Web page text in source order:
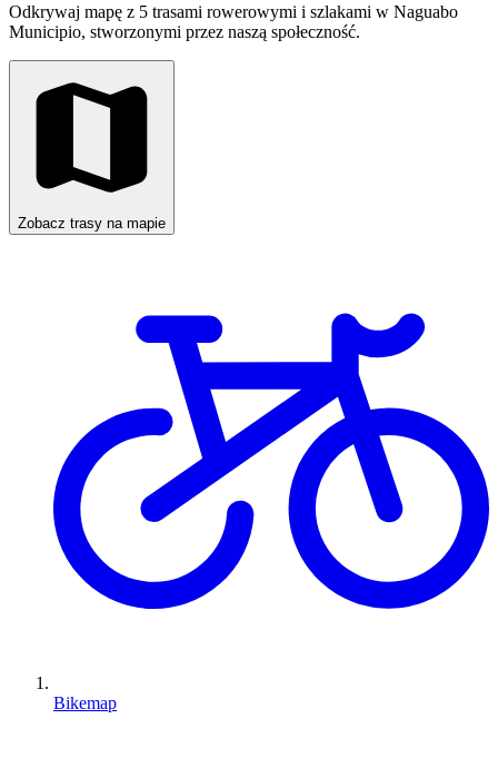
Odkrywaj mapę z 5 trasami rowerowymi i szlakami w Naguabo
Municipio, stworzonymi przez naszą społeczność.
Zobacz trasy na mapie
Bikemap